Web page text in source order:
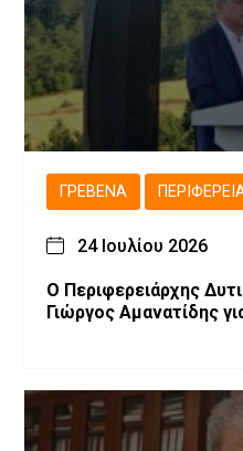
ΓΡΕΒΕΝΆ
24 Ιουλίου 2026
Ο Περιφερειάρχης
Γιώργος Αμανατίδης